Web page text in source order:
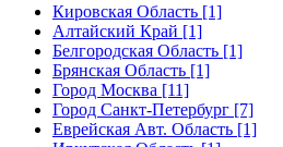
Кировская Область [1]
Алтайский Край [1]
Белгородская Область [1]
Брянская Область [1]
Город Москва [11]
Город Санкт-Петербург [7]
Еврейская Авт. Область [1]